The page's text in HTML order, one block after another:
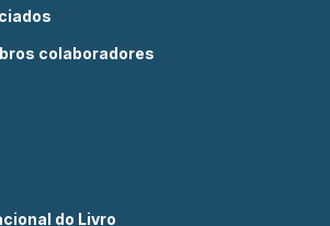
colaboradores
do Livro